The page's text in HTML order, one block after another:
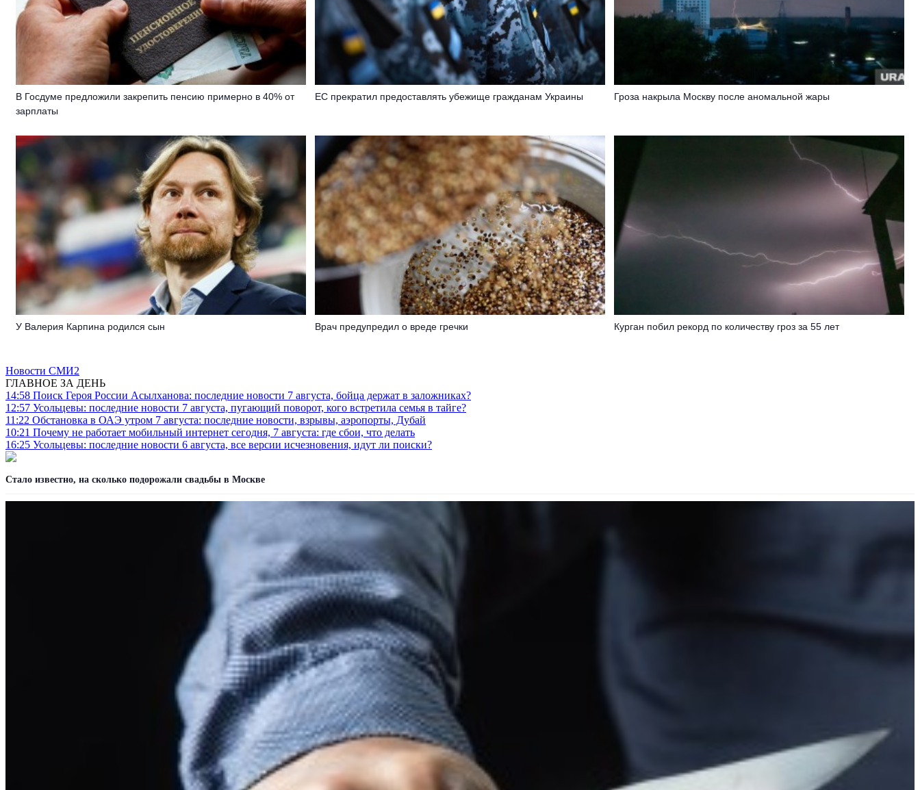
В Госдуме предложили закрепить пенсию примерно в 40% от
зарплаты
ЕС прекратил предоставлять убежище гражданам Украины Гроза накрыла Москву после аномальной жары
У Валерия Карпина родился сын Врач предупредил о вреде гречки Курган побил рекорд по количеству гроз за 55 лет
Новости СМИ2
ГЛАВНОЕ ЗА ДЕНЬ
14:58 Поиск Героя России Асылханова: последние новости 7 августа, бойца держат в заложниках?
12:57 Усольцевы: последние новости 7 августа, пугающий поворот, кого встретила семья в тайге?
11:22 Обстановка в ОАЭ утром 7 августа: последние новости, взрывы, аэропорты, Дубай
10:21 Почему не работает мобильный интернет сегодня, 7 августа: где сбои, что делать
16:25 Усольцевы: последние новости 6 августа, все версии исчезновения, идут ли поиски?
Стало известно, на сколько подорожали свадьбы в Москве